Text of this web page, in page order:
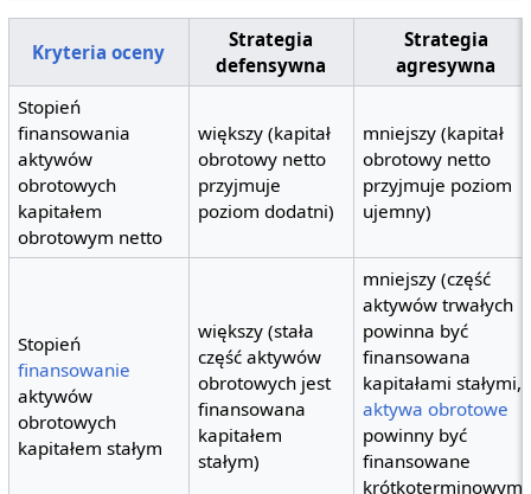
Kryteria oceny
Strategia
defensywna
Strategia
agresywna
Stopień
finansowania
aktywów
obrotowych
kapitałem
obrotowym netto
większy (kapitał
obrotowy netto
przyjmuje
poziom dodatni)
mniejszy (kapitał
obrotowy netto
przyjmuje poziom
ujemny)
Stopień
finansowanie
aktywów
obrotowych
kapitałem stałym
większy (stała
część aktywów
obrotowych jest
finansowana
kapitałem
stałym)
mniejszy (część
aktywów trwałych
powinna być
finansowana
kapitałami stałymi,
aktywa obrotowe
powinny być
finansowane
krótkoterminowymi